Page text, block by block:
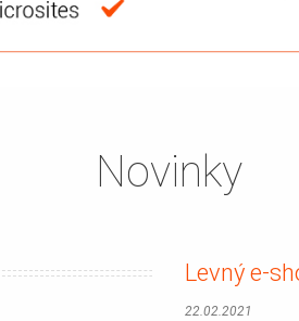
Novinky
Levný e-
22.02.2021